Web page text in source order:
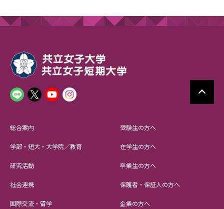
総合案内
学部・短大・大学院／教育
研究活動
社会連携
国際交流・留学
受験生の方へ
在学生の方へ
卒業生の方へ
保護者・保証人の方へ
企業の方へ